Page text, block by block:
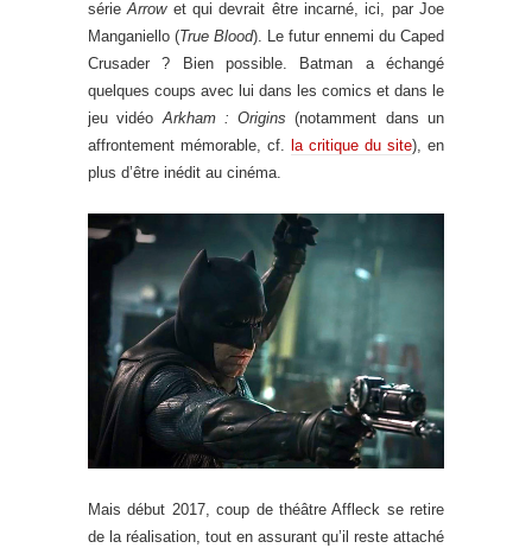
sérieArrowet qui devrait être incarné, ici, par Joe
Manganiello (True Blood). Le futur ennemi du Caped
Crusader ? Bien possible. Batman a échangé
quelques coups avec lui dans les comics et dans le
jeu vidéoArkham : Origins (notamment dans un
affrontement mémorable, cf. la critique du site), en
plus d’être inédit au cinéma.
Mais début 2017, coup de théâtre Affleck se retire
de la réalisation, tout en assurant qu’il reste attaché